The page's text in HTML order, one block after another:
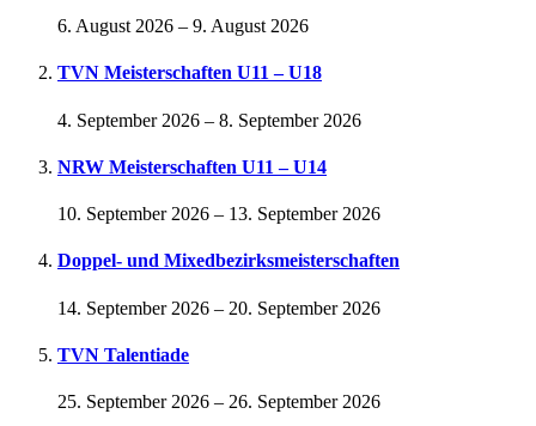
6. August 2026 – 9. August 2026
TVN Meisterschaften U11 – U18
4. September 2026 – 8. September 2026
NRW Meisterschaften U11 – U14
10. September 2026 – 13. September 2026
Doppel- und Mixedbezirksmeisterschaften
14. September 2026 – 20. September 2026
TVN Talentiade
25. September 2026 – 26. September 2026